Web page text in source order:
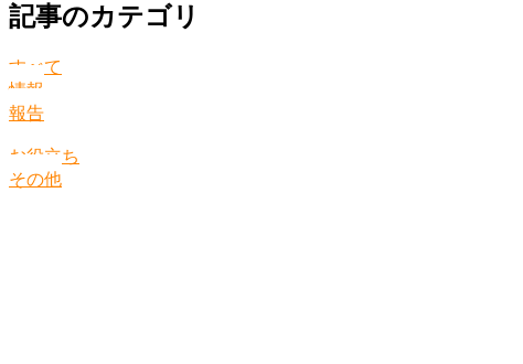
記事のカテゴリ
すべて
情報
報告
お役立ち
その他